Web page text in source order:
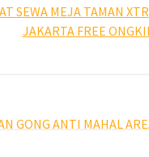
SEWA MEJA TAMAN
JAKARTA FREE